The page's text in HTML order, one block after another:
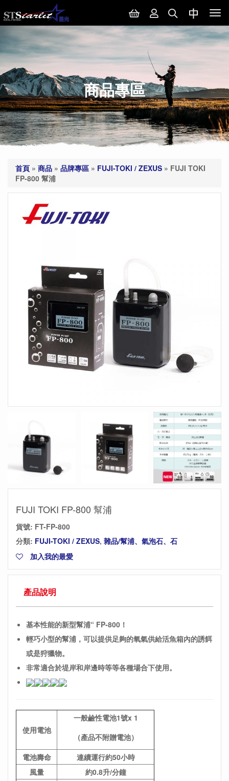
商品專區
首頁 » 商品 » 品牌專區 » FUJI-TOKI / ZEXUS » FUJI TOKI
FP-800 幫浦
FUJI TOKI FP-800 幫浦
貨號: FT-FP-800
分類: FUJI-TOKI / ZEXUS, 雜品/幫浦、氣泡石、石
加入我的最愛
產品說明
基本性能的新型幫浦“ FP-800！
輕巧小型的幫浦，可以提供足夠的氧氣供給活魚箱內的誘餌
或是狩獵物。
非常適合於堤岸和岸邊時等等各種場合下使用。
使用電池
一般鹼性電池1號x 1
（產品不附贈電池）
電池壽命
連續運行約50小時
風量
約0.8升/分鐘